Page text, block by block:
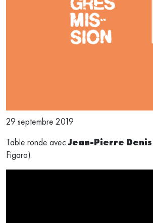
29 septembre 2019
Table ronde avecJean-Pierre Denis
Figaro).